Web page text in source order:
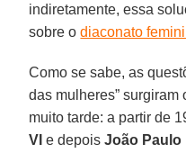
indiretamente, essa
sobre odiaconato
Como se sabe, as
das mulheres”
muito tarde: a partir de
VI e depoisJoão Paulo II